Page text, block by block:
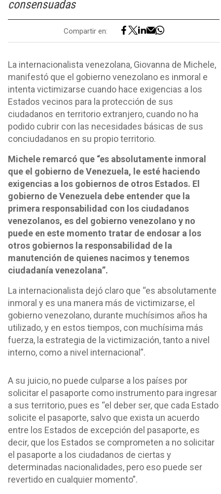
consensuadas
Compartir en:
La internacionalista venezolana, Giovanna de Michele,
manifestó que el gobierno venezolano es inmoral e
intenta victimizarse cuando hace exigencias a los
Estados vecinos para la protección de sus
ciudadanos en territorio extranjero, cuando no ha
podido cubrir con las necesidades básicas de sus
conciudadanos en su propio territorio.
Michele remarcó que “es absolutamente inmoral
que el gobierno de Venezuela, le esté haciendo
exigencias a los gobiernos de otros Estados. El
gobierno de Venezuela debe entender que la
primera responsabilidad con los ciudadanos
venezolanos, es del gobierno venezolano y no
puede en este momento tratar de endosar a los
otros gobiernos la responsabilidad de la
manutención de quienes nacimos y tenemos
ciudadanía venezolana”.
La internacionalista dejó claro que “es absolutamente
inmoral y es una manera más de victimizarse, el
gobierno venezolano, durante muchísimos años ha
utilizado, y en estos tiempos, con muchísima más
fuerza, la estrategia de la victimización, tanto a nivel
interno, como a nivel internacional”.
A su juicio, no puede culparse a los países por
solicitar el pasaporte como instrumento para ingresar
a sus territorio, pues es “el deber ser, que cada Estado
solicite el pasaporte, salvo que exista un acuerdo
entre los Estados de excepción del pasaporte, es
decir, que los Estados se comprometen a no solicitar
el pasaporte a los ciudadanos de ciertas y
determinadas nacionalidades, pero eso puede ser
revertido en cualquier momento”.